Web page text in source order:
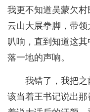
我更不知道吴蒙欠
云山大展拳脚，带
叭响，直到知道这
落一地的声响。
我错了，我把
该当着王书记说出